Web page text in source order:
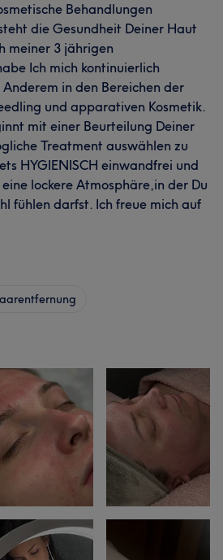
Behandlungen
die Gesundheit Deiner Haut
meiner 3 jährigen
Ich mich kontinuierlich
in den Bereichen der
und apparativen Kosmetik.
mit einer Beurteilung Deiner
Treatment auswählen zu
HYGIENISCH einwandfrei und
lockere Atmosphäre,in der Du
fühlen darfst. Ich freue mich auf